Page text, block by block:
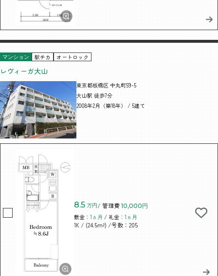
マンション 駅チカ オートロック
レヴィーガ大山
東京都板橋区 中丸町59-5
大山駅 徒歩7分
2008年2月（築18年） / 5建て
8.5 万円/ 管理費 10,000円
敷金：1ヵ月 / 礼金：1ヵ月
1K / (24.5m²) /号数：205